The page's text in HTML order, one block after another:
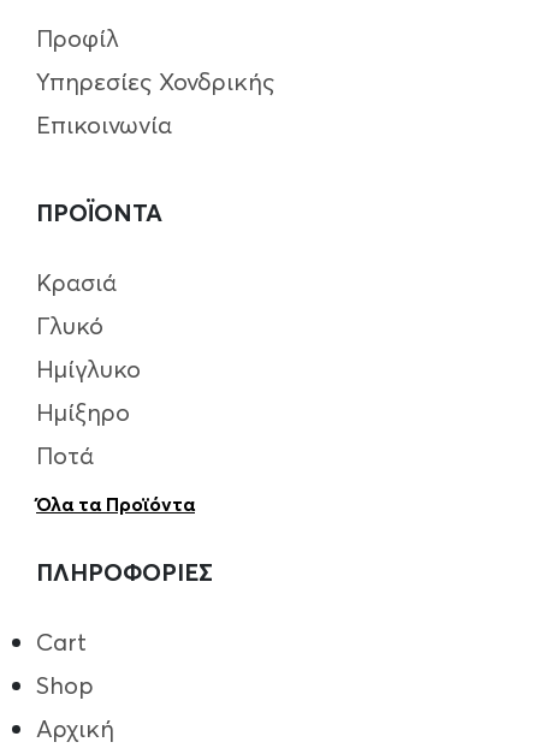
Προφίλ
Υπηρεσίες Χονδρικής
Επικοινωνία
ΠΡΟΪΟΝΤΑ
Κρασιά
Γλυκό
Ημίγλυκο
Ημίξηρο
Ποτά
Όλα τα Προϊόντα
ΠΛΗΡΟΦΟΡΙΕΣ
Cart
Shop
Αρχική